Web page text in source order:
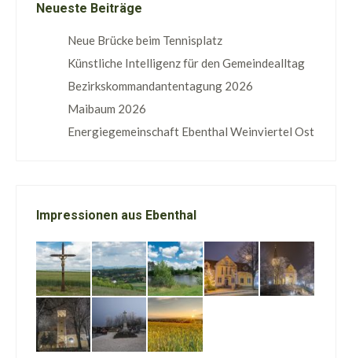
Neueste Beiträge
Neue Brücke beim Tennisplatz
Künstliche Intelligenz für den Gemeindealltag
Bezirkskommandantentagung 2026
Maibaum 2026
Energiegemeinschaft Ebenthal Weinviertel Ost
Impressionen aus Ebenthal